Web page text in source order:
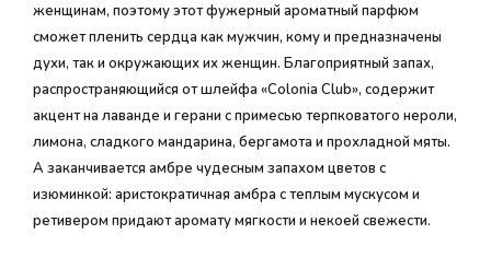
женщинам, поэтому этот фужерный ароматный парфюм
сможет пленить сердца как мужчин, кому и предназначены
духи, так и окружающих их женщин. Благоприятный запах,
распространяющийся от шлейфа «Colonia Club», содержит
акцент на лаванде и герани с примесью терпковатого нероли,
лимона, сладкого мандарина, бергамота и прохладной мяты.
А заканчивается амбре чудесным запахом цветов с
изюминкой: аристократичная амбра с теплым мускусом и
ретивером придают аромату мягкости и некоей свежести.